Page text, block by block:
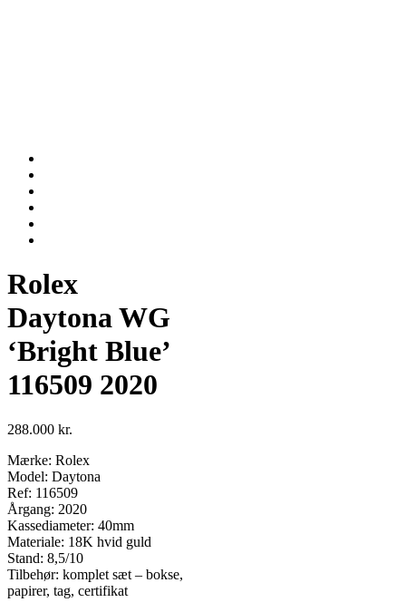
Rolex
Daytona WG
‘Bright Blue’
116509 2020
288.000 kr.
Mærke: Rolex
Model: Daytona
Ref: 116509
Årgang: 2020
Kassediameter: 40mm
Materiale: 18K hvid guld
Stand: 8,5/10
Tilbehør: komplet sæt – bokse,
papirer, tag, certifikat